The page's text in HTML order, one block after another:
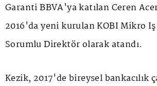
Garanti BBVA'ya katılan Ceren
2016'da yeni kurulan KOBİ Mikro
Sorumlu Direktör olarak atandı.
Kezik, 2017'de bireysel bankacılık